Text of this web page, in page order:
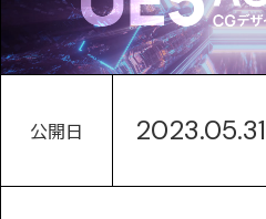
公開日 2023.05.31